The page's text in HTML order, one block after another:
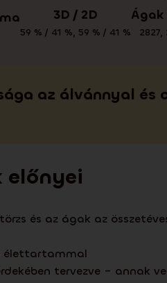
3D / 2D
59 % / 41 %, 59 % / 41 % 2827,
az álvánnyal
előnyei
és az ágak az
élettartammal
tervezve – annak